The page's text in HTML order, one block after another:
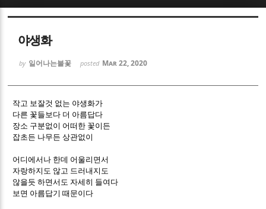
야생화
by 일어나는불꽃 posted Mar 22, 2020
작고 보잘것 없는 야생화가
다른 꽃들보다 더 아름답다
장소 구분없이 어떠한 꽃이든
잡초든 나무든 상관없이
어디에서나 한데 어울리면서
자랑하지도 않고 드러내지도
않을듯 하면서도 자세히 들여다
보면 아름답기 때문이다
Sketchbook5, 스케치북5
Sketchbook5, 스케치북5
Sketchbook5, 스케치북5
Sketchbook5, 스케치북5